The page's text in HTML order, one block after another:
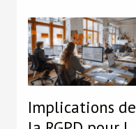
Implications de